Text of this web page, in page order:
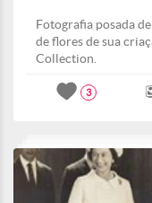
Fotografia posada
de flores de sua
Collection.
3